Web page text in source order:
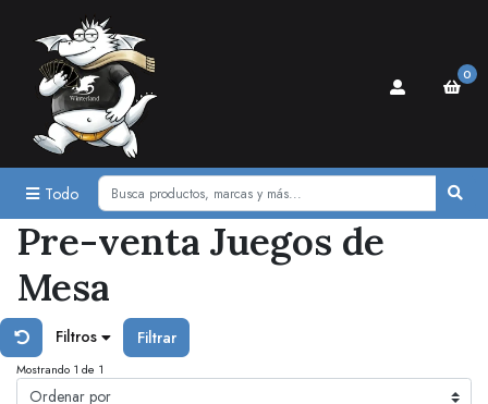
Todo
0
Pre-venta Juegos de
Mesa
Filtros Filtrar
Mostrando 1 de 1